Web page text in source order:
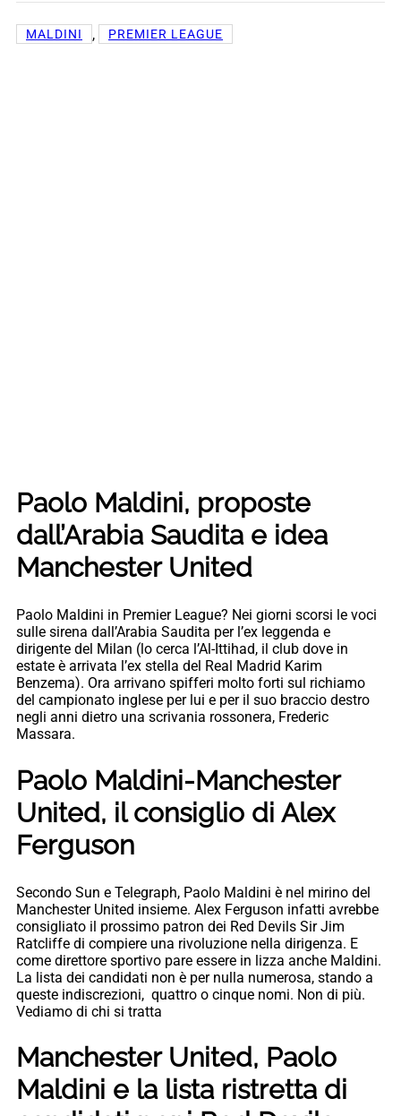
MALDINI , PREMIER LEAGUE
Paolo Maldini, proposte
dall’Arabia Saudita e idea
Manchester United
Paolo Maldini in Premier League? Nei giorni scorsi le voci
sulle sirena dall’Arabia Saudita per l’ex leggenda e
dirigente del Milan (lo cerca l’Al-Ittihad, il club dove in
estate è arrivata l’ex stella del Real Madrid Karim
Benzema). Ora arrivano spifferi molto forti sul richiamo
del campionato inglese per lui e per il suo braccio destro
negli anni dietro una scrivania rossonera, Frederic
Massara.
Paolo Maldini-Manchester
United, il consiglio di Alex
Ferguson
Secondo Sun e Telegraph, Paolo Maldini è nel mirino del
Manchester United insieme. Alex Ferguson infatti avrebbe
consigliato il prossimo patron dei Red Devils Sir Jim
Ratcliffe di compiere una rivoluzione nella dirigenza. E
come direttore sportivo pare essere in lizza anche Maldini.
La lista dei candidati non è per nulla numerosa, stando a
queste indiscrezioni, quattro o cinque nomi. Non di più.
Vediamo di chi si tratta
Manchester United, Paolo
Maldini e la lista ristretta di